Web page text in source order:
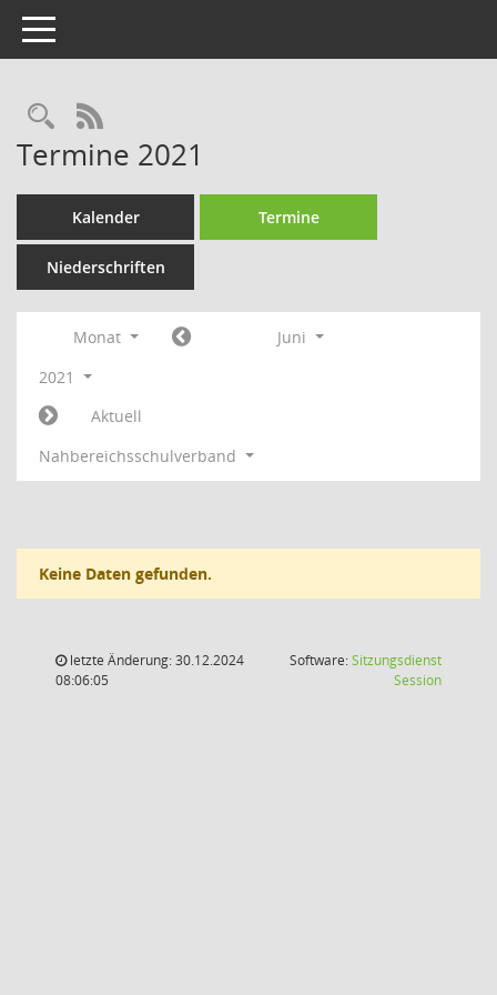
Toggle navigation
Rechercheauswahl
RSS-Feed
Termine 2021
Kalender Termine
Niederschriften
Monat
Juni
2021
Aktuell
Nahbereichsschulverband
Keine Daten gefunden.
letzte Änderung: 30.12.2024
08:06:05
Software:Sitzungsdienst
Session(Wird in